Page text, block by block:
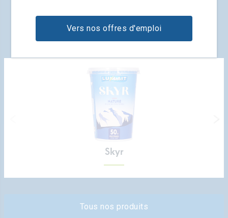
Vers nos offres d'emploi
DÉCOUVREZ NOS NOUVEAUX
PRODUITS
Skyr
Tous nos produits